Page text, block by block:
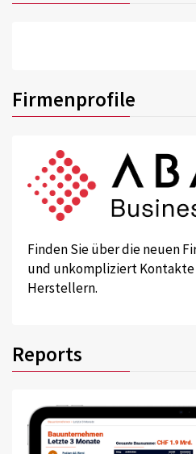
Firmenprofile
Finden Sie über die neuen
und unkompliziert
Herstellern.
Reports